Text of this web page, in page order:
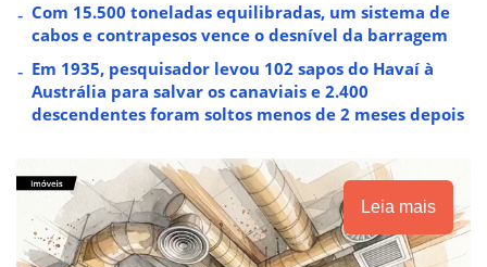
Com 15.500 toneladas equilibradas, um sistema de
cabos e contrapesos vence o desnível da barragem
Em 1935, pesquisador levou 102 sapos do Havaí à
Austrália para salvar os canaviais e 2.400
descendentes foram soltos menos de 2 meses depois
Leia mais